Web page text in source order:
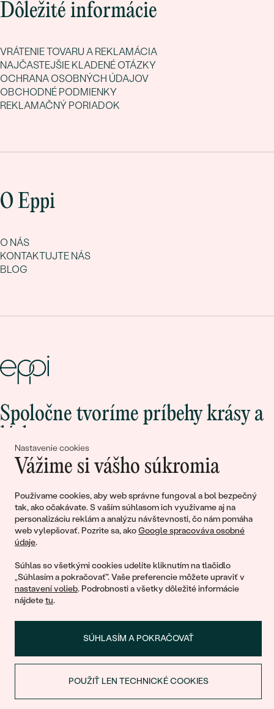
Nastavenie cookies
Vážime si vášho súkromia
Používame cookies, aby web správne fungoval a bol bezpečný
tak, ako očakávate. S vaším súhlasom ich využívame aj na
personalizáciu reklám a analýzu návštevnosti, čo nám pomáha
web vylepšovať. Pozrite sa, akoGoogle spracováva osobné
údaje.
Súhlas so všetkými cookies udelíte kliknutím na tlačidlo
„Súhlasím a pokračovať". Vaše preferencie môžete upraviť v
nastavení volieb. Podrobnosti a všetky dôležité informácie
nájdetetu.
SÚHLASÍM A POKRAČOVAŤ
POUŽIŤ LEN TECHNICKÉ COOKIES
Dôležité informácie
VRÁTENIE TOVARU A REKLAMÁCIA
NAJČASTEJŠIE KLADENÉ OTÁZKY
OCHRANA OSOBNÝCH ÚDAJOV
OBCHODNÉ PODMIENKY
REKLAMAČNÝ PORIADOK
O Eppi
O NÁS
KONTAKTUJTE NÁS
BLOG
Spoločne tvoríme príbehy krásy a
Pripojte sa k nám!
© 2011 - 2026, Eppi.sk
ZĽAVA NA PRVÝ NÁKUP